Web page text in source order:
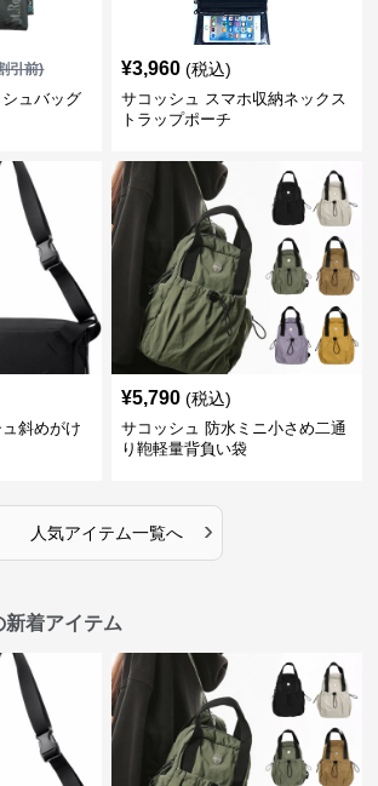
引前)
ュバッグ
¥3,960 (税込)
サコッシュ スマホ収納ネックス
トラップポーチ
斜めがけ
¥5,790 (税込)
サコッシュ 防水ミニ小さめ二通
り鞄軽量背負い袋
人気アイテム一覧へ ›
着アイテム